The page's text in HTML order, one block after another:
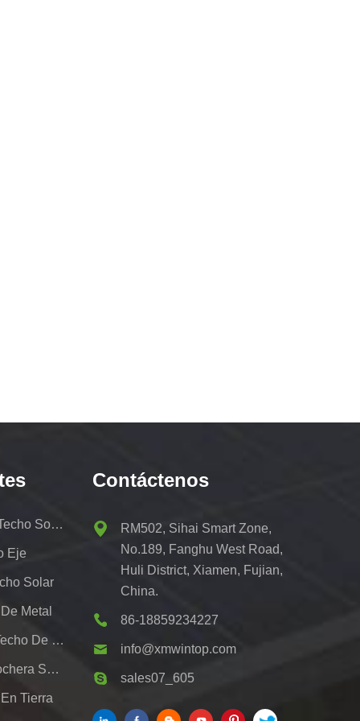
Kit De Portaequipajes De Techo Solar
Eje
Solar
Metal
Sistemas De Montaje De Techo De Hojalata Fotovoltaica
Soporte De Montaje De Cochera Solar Residencial
Tierra
Contáctenos
RM502, Sihai Smart Zone,
No.189, Fanghu West Road,
Huli District, Xiamen, Fujian,
China.
86-18859234227
info@xmwintop.com
sales07_605